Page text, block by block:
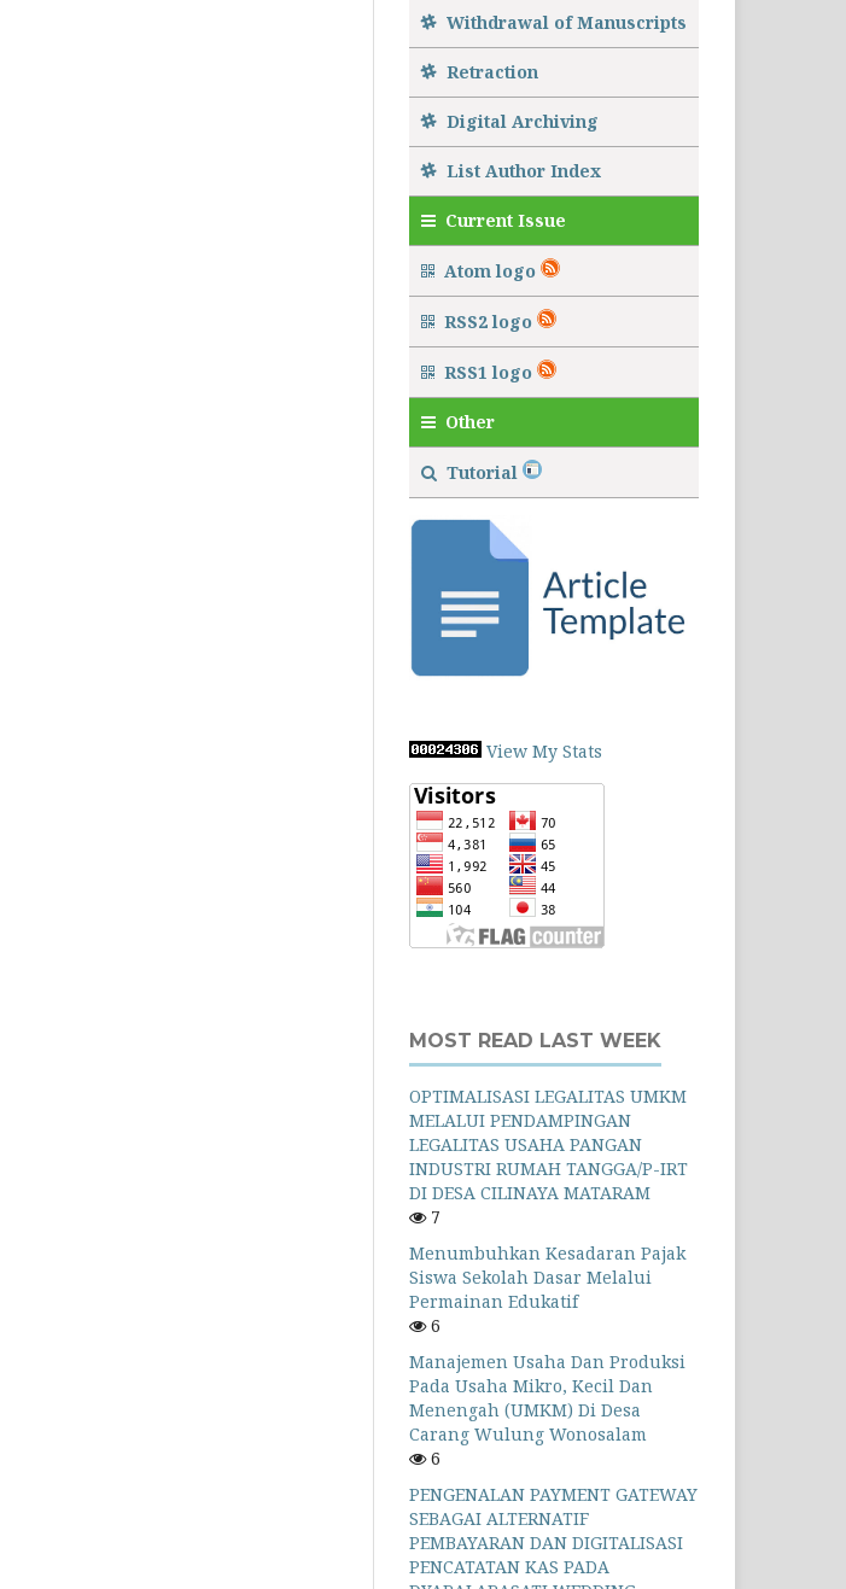
Withdrawal of Manuscripts
Retraction
Digital Archiving
List Author Index
Current Issue
Atom logo
RSS2 logo
RSS1 logo
Other
Tutorial
View My Stats
MOST READ LAST WEEK
OPTIMALISASI LEGALITAS UMKM
MELALUI PENDAMPINGAN
LEGALITAS USAHA PANGAN
INDUSTRI RUMAH TANGGA/P-IRT
DI DESA CILINAYA MATARAM
7
Menumbuhkan Kesadaran Pajak
Siswa Sekolah Dasar Melalui
Permainan Edukatif
6
Manajemen Usaha Dan Produksi
Pada Usaha Mikro, Kecil Dan
Menengah (UMKM) Di Desa
Carang Wulung Wonosalam
6
PENGENALAN PAYMENT GATEWAY
SEBAGAI ALTERNATIF
PEMBAYARAN DAN DIGITALISASI
PENCATATAN KAS PADA